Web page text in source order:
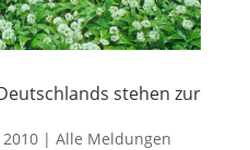
stehen zur
2010| Alle Meldungen